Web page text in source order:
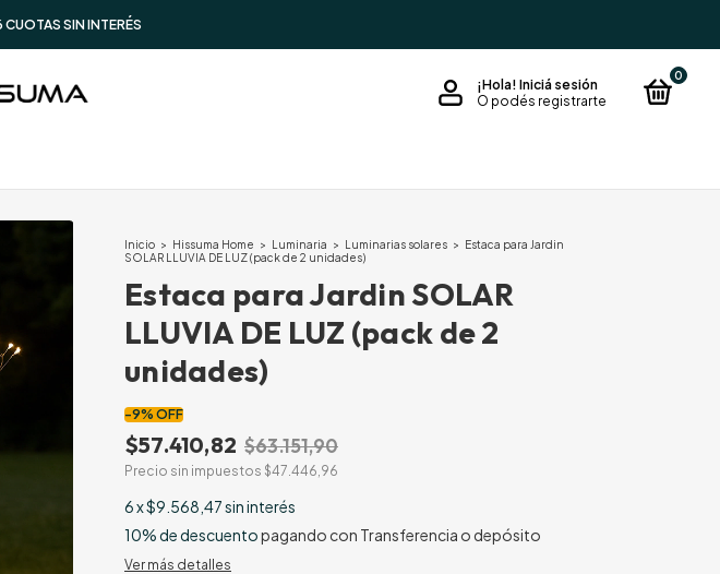
SIN INTERÉS
¡Hola! Iniciá sesión
O podés registrarte
0
Inicio > Hissuma Home > Luminaria > Luminarias solares > Estaca para Jardin
SOLAR LLUVIA DE LUZ (pack de 2 unidades)
Estaca para Jardin SOLAR
LLUVIA DE LUZ (pack de 2
unidades)
-9% OFF
$57.410,82 $63.151,90
Precio sin impuestos $47.446,96
6x$9.568,47sin interés
10% de descuentopagando con Transferencia o depósito
Ver más detalles